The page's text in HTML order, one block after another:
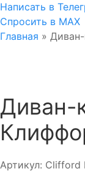
Написать в
Спросить в MAX
Главная »
Диван-
Артикул: Clifford